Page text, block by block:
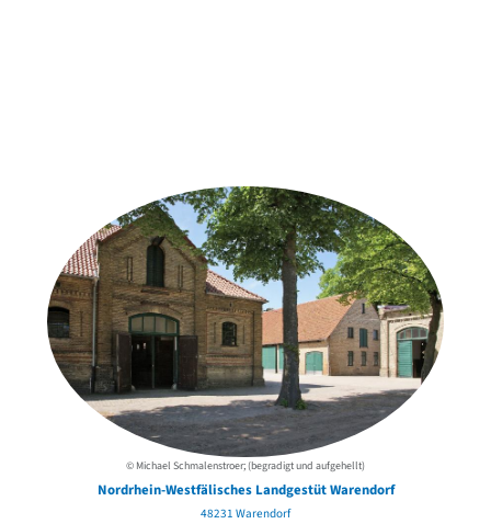
© Michael Schmalenstroer; (begradigt und aufgehellt)
Nordrhein-Westfälisches Landgestüt Warendorf
48231 Warendorf